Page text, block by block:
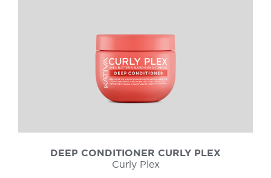
DEEP CONDITIONER CURLY PLEX
Curly Plex